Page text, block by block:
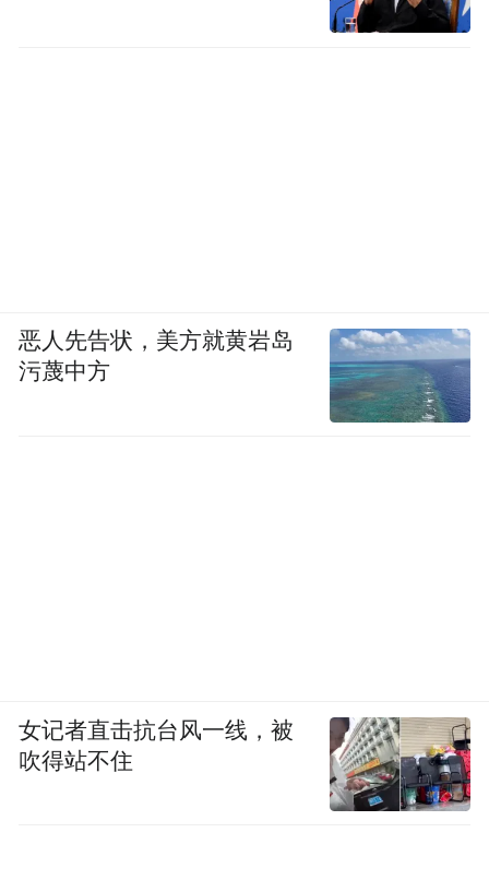
恶人先告状，美方就黄岩岛
污蔑中方
女记者直击抗台风一线，被
吹得站不住